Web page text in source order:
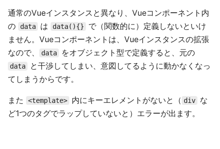
通常のVueインスタンスと異なり、Vueコンポーネント内
の
data は data(){}
で（関数的に）定義しないといけ
ません。Vueコンポーネントは、Vueインスタンスの拡張
なので、
data をオブジェクト型で定義すると、元の
data
と干渉してしまい、意図してるように動かなくなっ
てしまうからです。
また <template> 内にキーエレメントがないと（ div
な
ど1つのタグでラップしていないと）エラーが出ます。